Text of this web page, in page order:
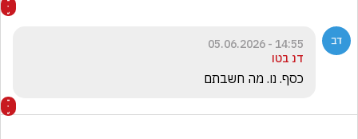
14:55 - 05.06.2026
דנ בטו
כסף. נו. מה חשבתם